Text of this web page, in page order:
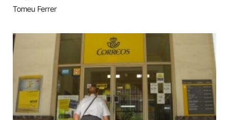
Tomeu Ferrer